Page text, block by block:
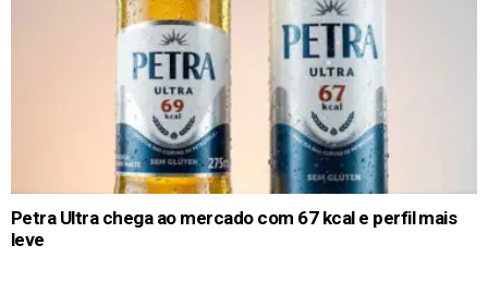
Petra Ultra chega ao mercado com 67 kcal e perfil mais
leve